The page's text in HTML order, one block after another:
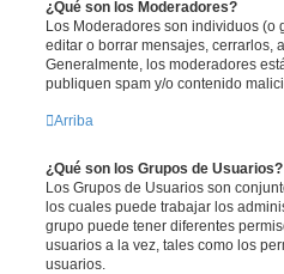
¿Qué son los Moderadores?
Los Moderadores son individuos (o
editar o borrar mensajes, cerrarlos,
Generalmente, los moderadores
publiquen spam y/o contenido
Arriba
¿Qué son los Grupos de Usuarios?
Los Grupos de Usuarios son
los cuales puede trabajar los
grupo puede tener diferentes
usuarios a la vez, tales como los
usuarios.